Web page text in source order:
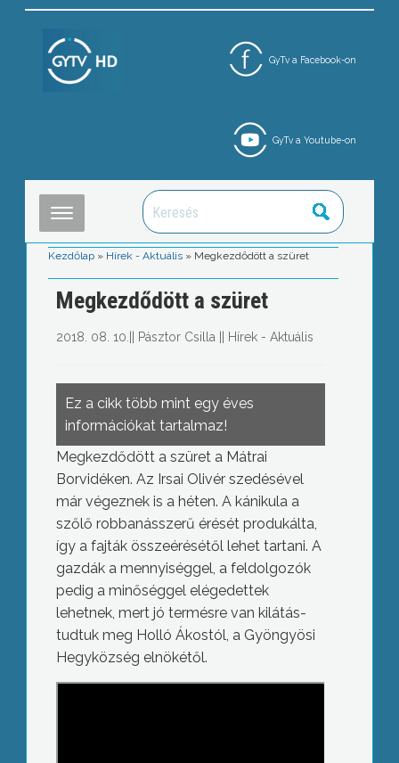
GyTv a Facebook-on
GyTv a Youtube-on
Kezdőlap » Hírek - Aktuális » Megkezdődött a szüret
Megkezdődött a szüret
2018. 08. 10. Pásztor Csilla Hírek - Aktuális
Ez a cikk több mint egy éves
információkat tartalmaz!
Megkezdődött a szüret a Mátrai
Borvidéken. Az Irsai Olivér szedésével
már végeznek is a héten. A kánikula a
szőlő robbanásszerű érését produkálta,
így a fajták összeérésétől lehet tartani. A
gazdák a mennyiséggel, a feldolgozók
pedig a minőséggel elégedettek
lehetnek, mert jó termésre van kilátás-
tudtuk meg Holló Ákostól, a Gyöngyösi
Hegyközség elnökétől.